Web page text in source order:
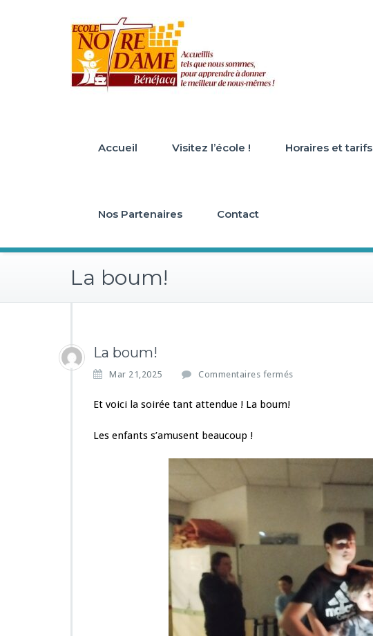
Accueil Visitez l’école ! Horaires et tarifs
Nos Partenaires Contact
La boum!
La boum!
Mar 21,2025 Commentaires fermés
o
Et voici la soirée tant attendue ! La boum!
Les enfants s’amusent beaucoup !